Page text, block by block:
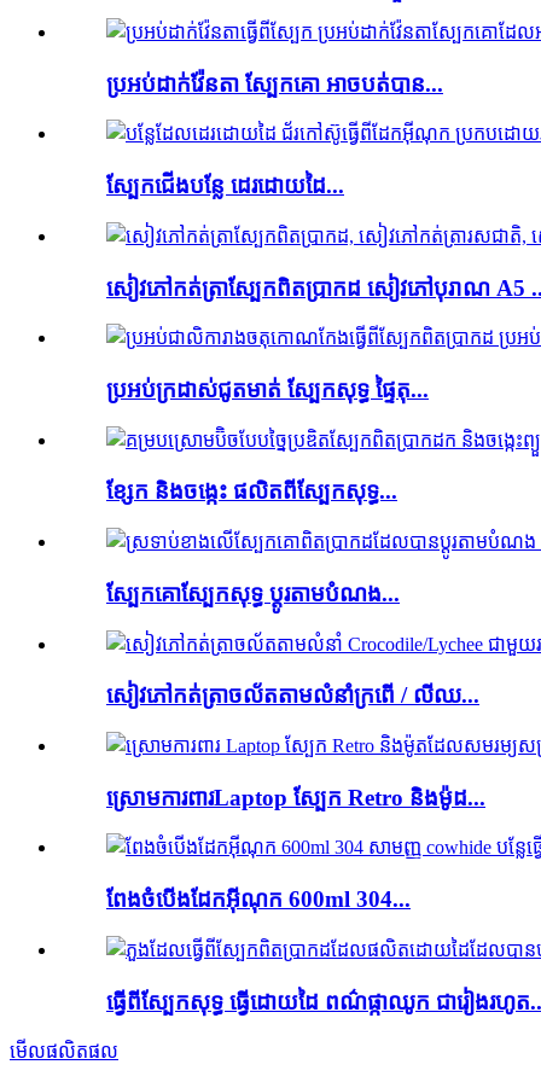
ប្រអប់ដាក់វ៉ែនតា ស្បែកគោ អាចបត់បាន...
ស្បែកជេីងបន្លែ​ ដេរដោយដៃ​...
សៀវភៅកត់ត្រាស្បែកពិតប្រាកដ សៀវភៅបុរាណ A5
ប្រអប់ក្រដាស់ជូតមាត់ ស្បែកសុទ្ធ ផ្ទៃតុ...
ខ្សែក និងចង្កេះ ផលិតពីស្បែកសុទ្ធ...
ស្បែកគោស្បែកសុទ្ធ ប្តូរតាមបំណង...
សៀវភៅ​កត់ត្រា​ចល័ត​តាម​លំនាំ​ក្រពើ / លីឈ...
ស្រោមការពារLaptop ស្បែក Retro និងម៉ូដ...
ពែងចំបើងដែកអ៊ីណុក 600ml 304...
ធ្វើពីស្បែកសុទ្ធ ធ្វើដោយដៃ ពណ៌ផ្កាឈូក ជារៀងរហូត
មើលផលិតផល